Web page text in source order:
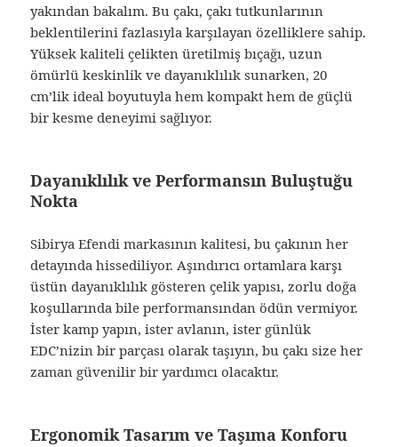
yakından bakalım. Bu çakı, çakı tutkunlarının
beklentilerini fazlasıyla karşılayan özelliklere sahip.
Yüksek kaliteli çelikten üretilmiş bıçağı, uzun
ömürlü keskinlik ve dayanıklılık sunarken, 20
cm’lik ideal boyutuyla hem kompakt hem de güçlü
bir kesme deneyimi sağlıyor.
Dayanıklılık ve Performansın Buluştuğu
Nokta
Sibirya Efendi markasının kalitesi, bu çakının her
detayında hissediliyor. Aşındırıcı ortamlara karşı
üstün dayanıklılık gösteren çelik yapısı, zorlu doğa
koşullarında bile performansından ödün vermiyor.
İster kamp yapın, ister avlanın, ister günlük
EDC’nizin bir parçası olarak taşıyın, bu çakı size her
zaman güvenilir bir yardımcı olacaktır.
Ergonomik Tasarım ve Taşıma Konforu